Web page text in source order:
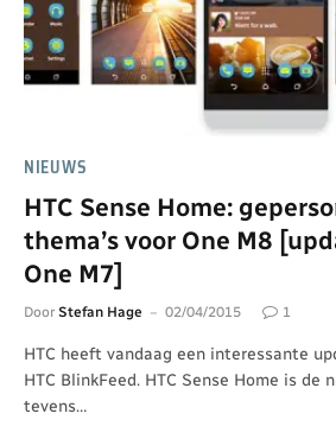
NIEUWS
HTC Sense Home:
thema’s voor One M8
One M7]
Door Stefan Hage 02/04/2015 1
HTC heeft vandaag een interessante
HTC BlinkFeed. HTC Sense Home is de
tevens…